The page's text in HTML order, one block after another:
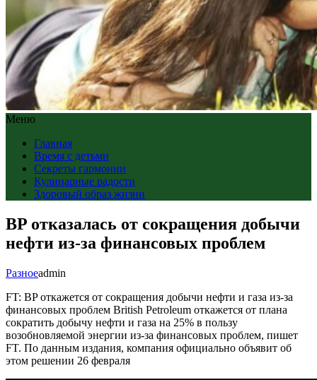
Меню
Главная
Время с детьми
Секреты гармонии
Кулинарные радости
Здоровый образ жизни
BP отказалась от сокращения добычи
нефти из-за финансовых проблем
Разноеadmin
FT: BP откажется от сокращения добычи нефти и газа из-за
финансовых проблем British Petroleum откажется от плана
сократить добычу нефти и газа на 25% в пользу
возобновляемой энергии из-за финансовых проблем, пишет
FT. По данным издания, компания официально объявит об
этом решении 26 февраля